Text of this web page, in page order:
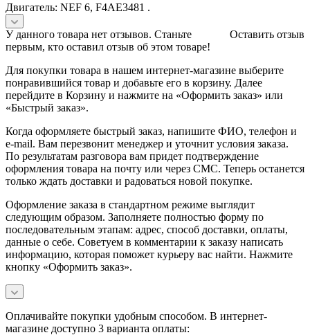
Двигатель: NEF 6, F4AE3481 .
Оставить отзыв
У данного товара нет отзывов. Станьте
первым, кто оставил отзыв об этом товаре!
Для покупки товара в нашем интернет-магазине выберите
понравившийся товар и добавьте его в корзину. Далее
перейдите в Корзину и нажмите на «Оформить заказ» или
«Быстрый заказ».
Когда оформляете быстрый заказ, напишите ФИО, телефон и
e-mail. Вам перезвонит менеджер и уточнит условия заказа.
По результатам разговора вам придет подтверждение
оформления товара на почту или через СМС. Теперь останется
только ждать доставки и радоваться новой покупке.
Оформление заказа в стандартном режиме выглядит
следующим образом. Заполняете полностью форму по
последовательным этапам: адрес, способ доставки, оплаты,
данные о себе. Советуем в комментарии к заказу написать
информацию, которая поможет курьеру вас найти. Нажмите
кнопку «Оформить заказ».
Оплачивайте покупки удобным способом. В интернет-
магазине доступно 3 варианта оплаты: